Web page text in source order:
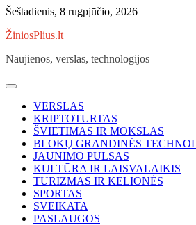
Skip
content
Šeštadienis, 8 rugpjūčio, 2026
ŽiniosPlius.lt
Naujienos, verslas, technologijos
VERSLAS
KRIPTOTURTAS
ŠVIETIMAS IR MOKSLAS
BLOKŲ GRANDINĖS
JAUNIMO PULSAS
KULTŪRA IR LAISVALAIKIS
TURIZMAS IR KELIONĖS
SPORTAS
SVEIKATA
PASLAUGOS